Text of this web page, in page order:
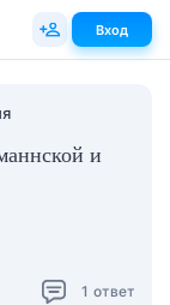
и
1 ответ
Вход